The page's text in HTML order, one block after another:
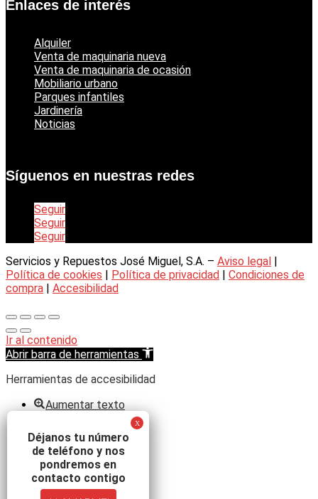
Enlaces de interés
Alquiler
Venta de maquinaria nueva
Venta de maquinaria de ocasión
Mobiliario urbano
Parques infantiles
Jardinería
Noticias
Síguenos en nuestras redes
Seguir
Seguir
Seguir
Servicios y Repuestos José Miguel, S.A. – Aviso legal
Política de cookies
Política de privacidad
Condiciones de
compra
Accesibilidad
Déjanos tu número
de teléfono y nos
pondremos en
contacto contigo
Ir al contenido
Abrir barra de herramientas
Herramientas de accesibilidad
Aumentar texto
Escala de grises
Alto contraste
Contraste negativo
Fondo claro
Subrayar enlaces